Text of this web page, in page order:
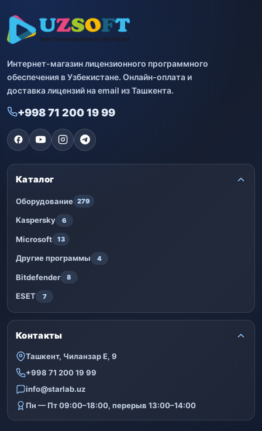
Интернет-магазин лицензионного программного
обеспечения в Узбекистане. Онлайн-оплата и
доставка лицензий на email из Ташкента.
+998 71 200 19 99
Каталог
Оборудование 279
Kaspersky 6
Microsoft 13
Другие программы 4
Bitdefender 8
ESET 7
Контакты
Ташкент, Чиланзар Е, 9
+998 71 200 19 99
info@starlab.uz
Пн — Пт 09:00–18:00, перерыв 13:00–14:00